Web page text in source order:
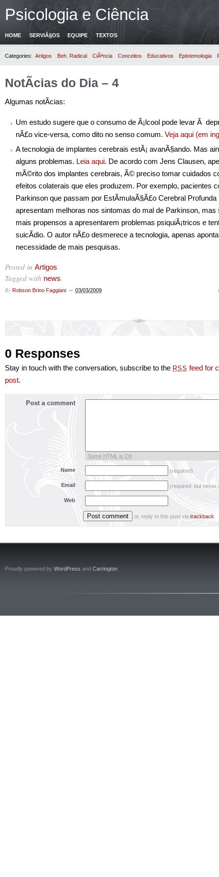
Psicologia e Ciência
HOME SERVIÃ§OS EQUIPE TEXTOS
Categories: Artigos Beh. Radical CiÃªncia Conceitos Educativos Epistemologia
NotÃ­cias do Dia – 4
Algumas notÃ­cias:
Um estudo sugere que o consumo de Ã¡lcool pode levar Ã
nÃ£o vice-versa, como dito no senso comum. Veja aqui (em
A tecnologia de implantes cerebrais estÃ¡ avanÃ§ando. Mas
alguns problemas. Leia aqui. De acordo com Jens Clausen,
mÃ©rito dos implantes cerebrais, Ã© preciso tomar cuidados
efeitos colaterais que eles produzem. Por exemplo, pacientes
Parkinson que passam por EstÃ­mulaÃ§Ã£o Cerebral Profunda
apresentam melhoras nos sintomas do mal de Parkinson, mas
mais propensos a apresentarem problemas psiquiÃ¡tricos e
suicÃ­dio. O autor nÃ£o desmerece a tecnologia, apenas
necessidade de mais pesquisas.
Posted in Artigos.
Tagged with news.
By Robson Brino Faggiani 03/03/2009
0 Responses
Stay in touch with the conversation, subscribe to the RSS feed for
post.
Post a comment
Some HTML is OK
Name (required)
Email (required, but never
Web
or, reply to this post via trackback
Proudly powered by WordPress and Carrington